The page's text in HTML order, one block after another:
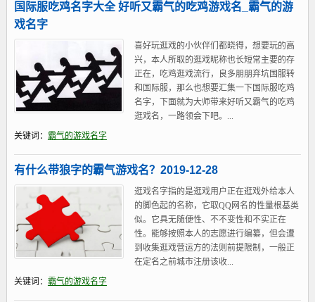
国际服吃鸡名字大全 好听又霸气的吃鸡游戏名_霸气的游
戏名字
喜好玩逛戏的小伙伴们都晓得，想要玩的高
兴，本人所取的逛戏昵称也长短常主要的存
正在，吃鸡逛戏流行，良多朋朋弃坑国服转
和国际服，那么也想要汇集一下国际服吃鸡
名字，下面就为大师带来好听又霸气的吃鸡
逛戏名，一路领会下吧。...
关键词： 霸气的游戏名字
有什么带狼字的霸气游戏名？2019-12-28
逛戏名字指的是逛戏用户正在逛戏外给本人
的脚色起的名称，它取QQ网名的性量根基类
似。它具无随便性、不不变性和不实正在
性。能够按照本人的志愿进行编纂，但会遭
到收集逛戏营运方的法则前提限制，一般正
在定名之前城市注册该收...
关键词： 霸气的游戏名字